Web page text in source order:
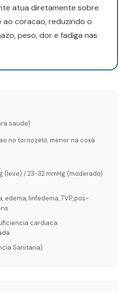
atua diretamente sobre
coracao, reduzindo o
peso, dor e fadiga nas
saude)
no tornozelo, menor na coxa
(leve) / 23-32 mmHg (moderado)
linfedema, TVP, pos-
cardiaca
Sanitaria)